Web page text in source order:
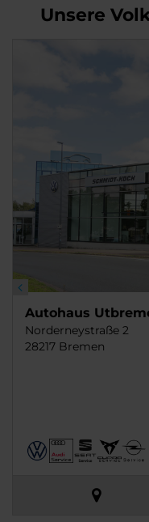
Unsere
Autohaus
Norderneystraße 2
28217 Bremen